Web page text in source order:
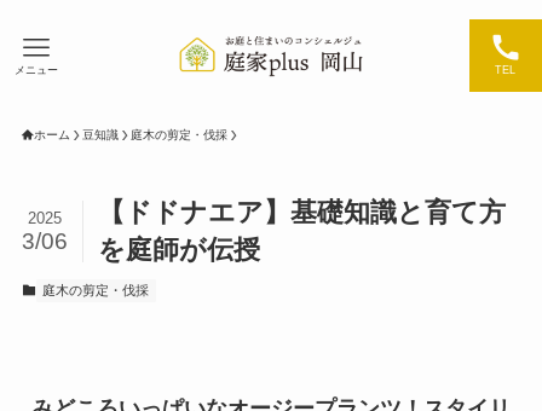
TEL
メニュー
ホーム 豆知識 庭木の剪定・伐採
【ドドナエア】基礎知識と育て方
を庭師が伝授
2025
3/06
庭木の剪定・伐採